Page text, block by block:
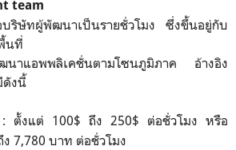
team
บริษัทผู้พัฒนาเป็นรายชั่วโมง ซึ่งขึ้นอยู่กับ
นที่
นาแอพพลิเคชั่นตามโซนภูมิภาค อ้างอิง
ดังนี้
ตั้งแต่ 100$ ถึง 250$ ต่อชั่วโมง หรือ
7,780 บาท ต่อชั่วโมง